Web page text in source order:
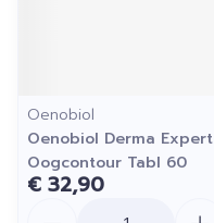
Oenobiol
Oenobiol Derma Expert
Oogcontour Tabl 60
€ 32,90